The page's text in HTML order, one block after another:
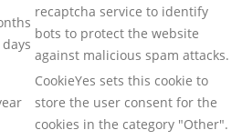
recaptcha service to identify
bots to protect the website
against malicious spam attacks.
CookieYes sets this cookie to
store the user consent for the
cookies in the category "Other".